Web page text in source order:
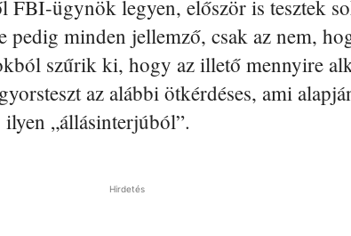
ügynök legyen, először is tesztek
pedig minden jellemző, csak az nem,
szűrik ki, hogy az illető mennyire
az alábbi ötkérdéses, ami
„állásinterjúból”.
Hirdetés